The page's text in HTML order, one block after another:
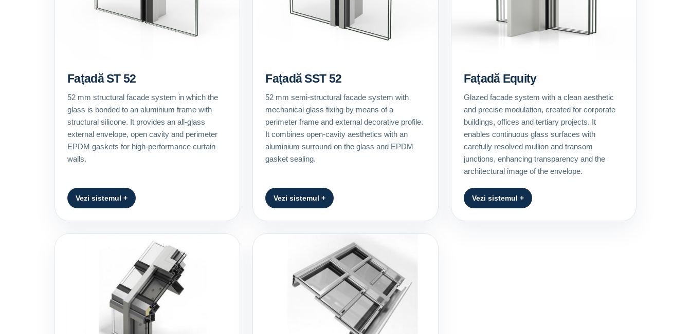
Fațadă ST 52
52 mm structural facade system in which the
glass is bonded to an aluminium frame with
structural silicone. It provides an all-glass
external envelope, open cavity and perimeter
EPDM gaskets for high-performance curtain
walls.
Vezi sistemul +
Fațadă SST 52
52 mm semi-structural facade system with
mechanical glass fixing by means of a
perimeter frame and external decorative profile.
It combines open-cavity aesthetics with an
aluminium surround on the glass and EPDM
gasket sealing.
Vezi sistemul +
Fațadă Equity
Glazed facade system with a clean aesthetic
and precise modulation, created for corporate
buildings, offices and tertiary projects. It
enables continuous glass surfaces with
carefully resolved mullion and transom
junctions, enhancing transparency and the
architectural image of the envelope.
Vezi sistemul +